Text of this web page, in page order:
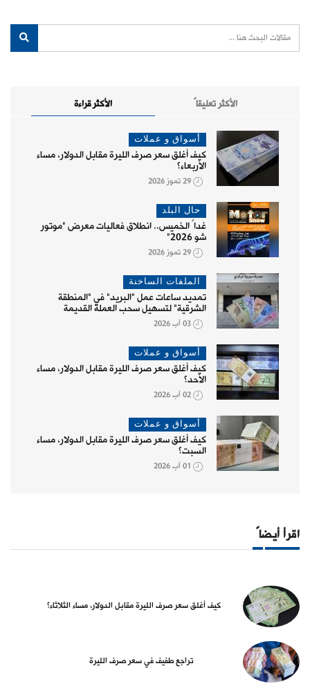
الأكثر قراءة الأكثر تعليقاً
أسواق و عملات
كيف أغلق سعر صرف الليرة مقابل الدولار، مساء
الأربعاء؟
29 تموز 2026
حال البلد
غداً الخميس.. انطلاق فعاليات معرض "موتور
شو 2026"
29 تموز 2026
الملفات الساخنة
تمديد ساعات عمل "البريد" في "المنطقة
الشرقية" لتسهيل سحب العملة القديمة
03 آب 2026
أسواق و عملات
كيف أغلق سعر صرف الليرة مقابل الدولار، مساء
الأحد؟
02 آب 2026
أسواق و عملات
كيف أغلق سعر صرف الليرة مقابل الدولار، مساء
السبت؟
01 آب 2026
اقرأ أيضاً
كيف أغلق سعر صرف الليرة مقابل الدولار، مساء الثلاثاء؟
تراجع طفيف في سعر صرف الليرة